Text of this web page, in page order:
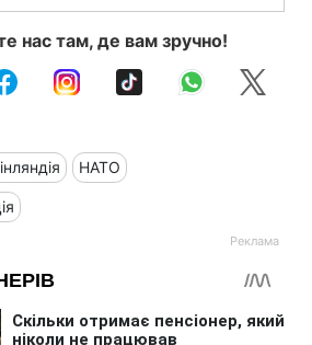
нас там, де вам зручно!
НАТО